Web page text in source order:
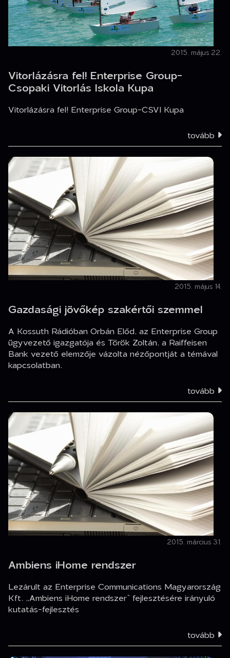
2015. május 22.
Vitorlázásra fel! Enterprise Group-
Csopaki Vitorlás Iskola Kupa
Vitorlázásra fel! Enterprise Group-CSVI Kupa
tovább
2015. május 14.
Gazdasági jövőkép szakértői szemmel
A Kossuth Rádióban Orbán Előd, az Enterprise Group
ügyvezető igazgatója és Török Zoltán, a Raiffeisen
Bank vezető elemzője vázolta nézőpontját a témával
kapcsolatban.
tovább
2015. március 31.
Ambiens iHome rendszer
Lezárult az Enterprise Communications Magyarország
Kft. „Ambiens iHome rendszer” fejlesztésére irányuló
kutatás-fejlesztés
tovább